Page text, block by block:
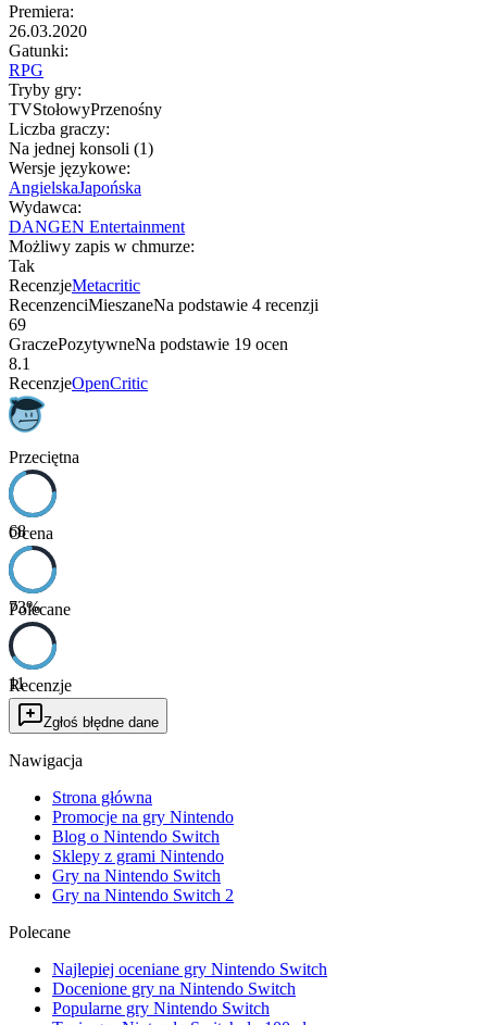
Premiera:
26.03.2020
Gatunki:
RPG
Tryby gry:
TVStołowyPrzenośny
Liczba graczy:
Na jednej konsoli (1)
Wersje językowe:
AngielskaJapońska
Wydawca:
DANGEN Entertainment
Możliwy zapis w chmurze:
Tak
RecenzjeMetacritic
RecenzenciMieszaneNa podstawie 4 recenzji
69
GraczePozytywneNa podstawie 19 ocen
8.1
RecenzjeOpenCritic
Przeciętna
68
Ocena
73%
Polecane
11
Recenzje
Zgłoś błędne dane
Nawigacja
Strona główna
Promocje na gry Nintendo
Blog o Nintendo Switch
Sklepy z grami Nintendo
Gry na Nintendo Switch
Gry na Nintendo Switch 2
Polecane
Najlepiej oceniane gry Nintendo Switch
Docenione gry na Nintendo Switch
Popularne gry Nintendo Switch